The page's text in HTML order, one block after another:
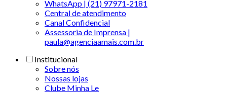
WhatsApp | (21) 97971-2181
Central de atendimento
Canal Confidencial
Assessoria de Imprensa |
paula@agenciaamais.com.br
Institucional
Sobre nós
Nossas lojas
Clube Minha Le